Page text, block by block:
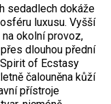
sedadlech dokáže
luxusu. Vyšší
okolní provoz,
dlouhou přední
of Ecstasy
čalouněna kůží
přístroje